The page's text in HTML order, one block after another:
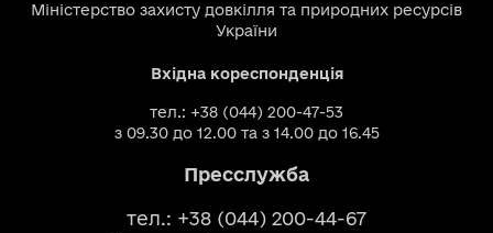
Міністерство захисту довкілля та природних ресурсів
України
Вхідна кореспонденція
тел.: +38 (044) 200-47-53
з 09.30 до 12.00 та з 14.00 до 16.45
Пресслужба
тел.: +38 (044) 200-44-67